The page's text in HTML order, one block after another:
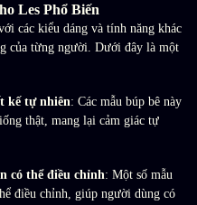
Les Phổ Biến
các kiểu dáng và tính năng khác
của từng người. Dưới đây là một
kế tự nhiên: Các mẫu búp bê này
thật, mang lại cảm giác tự
có thể điều chỉnh: Một số mẫu
điều chỉnh, giúp người dùng có